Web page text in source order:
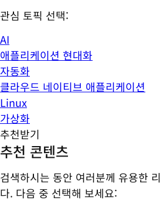
관심 토픽 선택:
AI
애플리케이션 현대화
자동화
클라우드 네이티브 애플리케이션
Linux
가상화
추천받기
추천 콘텐츠
검색하시는 동안 여러분께 유용한
다. 다음 중 선택해 보세요: